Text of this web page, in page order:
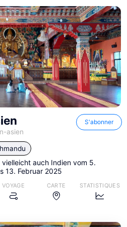
asien
S'abonner
vielleicht auch Indien vom 5.
13. Februar 2025
VOYAGE CARTE STATISTIQUES